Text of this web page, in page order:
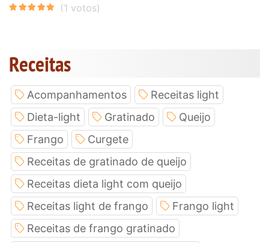
Receitas
Acompanhamentos
Receitas light
Dieta-light
Gratinado
Queijo
Frango
Curgete
Receitas de gratinado de queijo
Receitas dieta light com queijo
Receitas light de frango
Frango light
Receitas de frango gratinado